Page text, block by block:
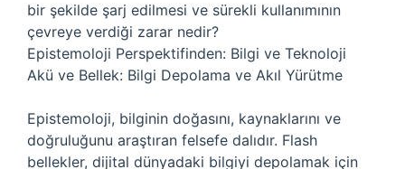
bir şekilde şarj edilmesi ve sürekli kullanımının
çevreye verdiği zarar nedir?
Epistemoloji Perspektifinden: Bilgi ve Teknoloji
Akü ve Bellek: Bilgi Depolama ve Akıl Yürütme
Epistemoloji, bilginin doğasını, kaynaklarını ve
doğruluğunu araştıran felsefe dalıdır. Flash
bellekler, dijital dünyadaki bilgiyi depolamak için